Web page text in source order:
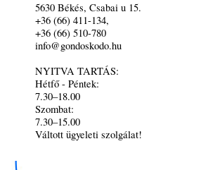
5630 Békés, Csabai u 15.
+36 (66) 411-134,
+36 (66) 510-780
info@gondoskodo.hu
NYITVA TARTÁS:
Hétfő - Péntek:
7.30–18.00
Szombat:
7.30–15.00
Váltott ügyeleti szolgálat!